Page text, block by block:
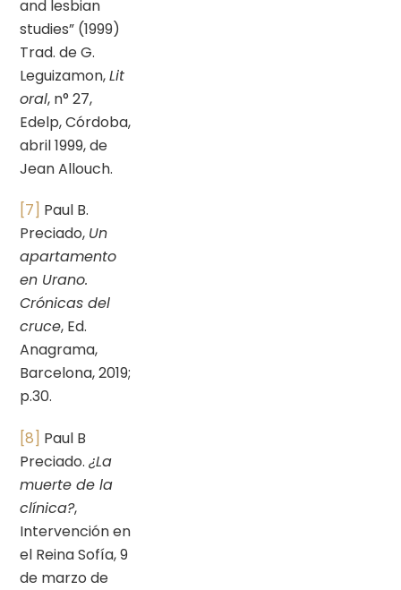
and lesbian
studies” (1999)
Trad. de G.
Leguizamon,Lit
oral, n° 27,
Edelp, Córdoba,
abril 1999, de
Jean Allouch.
[7] Paul B.
Preciado, Un
apartamento
en Urano.
Crónicas del
cruce, Ed.
Anagrama,
Barcelona, 2019;
p.30.
[8] Paul B
Preciado.¿La
muerte de la
clínica?,
Intervención en
el Reina Sofía, 9
de marzo de